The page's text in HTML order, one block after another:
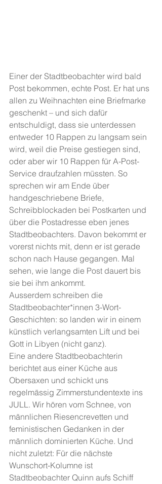
Einer der Stadtbeobachter wird bald
Post bekommen, echte Post. Er hat uns
allen zu Weihnachten eine Briefmarke
geschenkt – und sich dafür
entschuldigt, dass sie unterdessen
entweder 10 Rappen zu langsam sein
wird, weil die Preise gestiegen sind,
oder aber wir 10 Rappen für A-Post-
Service draufzahlen müssten. So
sprechen wir am Ende über
handgeschriebene Briefe,
Schreibblockaden bei Postkarten und
über die Postadresse eben jenes
Stadtbeobachters. Davon bekommt er
vorerst nichts mit, denn er ist gerade
schon nach Hause gegangen. Mal
sehen, wie lange die Post dauert bis
sie bei ihm ankommt.
Ausserdem schreiben die
Stadtbeobachter*innen 3-Wort-
Geschichten: so landen wir in einem
künstlich verlangsamten Lift und bei
Gott in Libyen (nicht ganz).
Eine andere Stadtbeobachterin
berichtet aus einer Küche aus
Obersaxen und schickt uns
regelmässig Zimmerstundentexte ins
JULL. Wir hören vom Schnee, von
männlichen Riesencrevetten und
feministischen Gedanken in der
männlich dominierten Küche. Und
nicht zuletzt: Für die nächste
Wunschort-Kolumne ist
Stadtbeobachter Quinn aufs Schiff